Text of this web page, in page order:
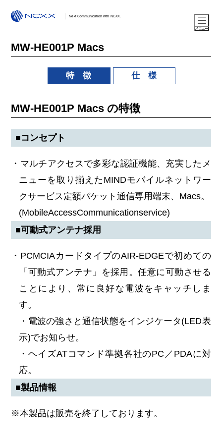
Next Communication with NCXX.
MW-HE001P Macs
特 徴 仕 様
MW-HE001P Macs の特徴
■コンセプト
・マルチアクセスで多彩な認証機能、充実したメ
ニューを取り揃えたMINDモバイルネットワー
クサービス定額パケット通信専用端末、Macs。
(MobileAccessCommunicationservice)
■可動式アンテナ採用
・PCMCIAカードタイプのAIR-EDGEで初めての
「可動式アンテナ」を採用。任意に可動させる
ことにより、常に良好な電波をキャッチしま
す。
・電波の強さと通信状態をインジケータ(LED表
示)でお知らせ。
・ヘイズATコマンド準拠各社のPC／PDAに対
応。
■製品情報
※本製品は販売を終了しております。